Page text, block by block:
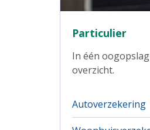
Particulier
In één
overzicht.
Autoverzekering